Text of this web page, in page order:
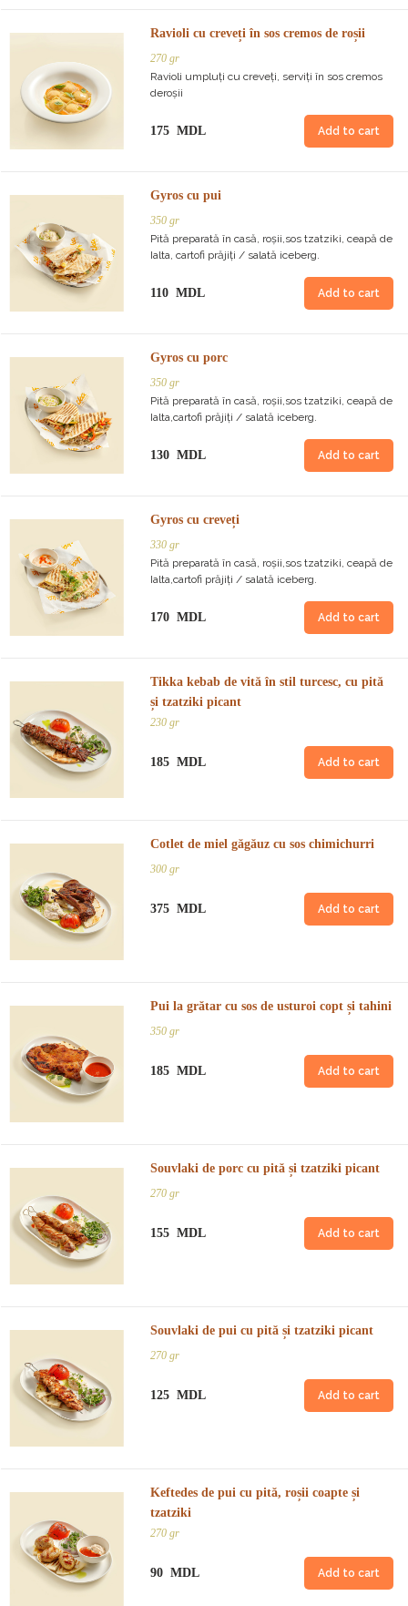
Ravioli cu creveți în sos cremos de roșii
270 gr
Ravioli umpluți cu creveți, serviți în sos cremos
deroșii
175 MDL Add to cart
Gyros cu pui
350 gr
Pită preparată în casă, roșii,sos tzatziki, ceapă de
Ialta, cartofi prăjiți / salată iceberg.
110 MDL Add to cart
Gyros cu porc
350 gr
Pită preparată în casă, roșii,sos tzatziki, ceapă de
Ialta,cartofi prăjiți / salată iceberg.
130 MDL Add to cart
Gyros cu creveți
330 gr
Pită preparată în casă, roșii,sos tzatziki, ceapă de
Ialta,cartofi prăjiți / salată iceberg.
170 MDL Add to cart
Tikka kebab de vită în stil turcesc, cu pită
și tzatziki picant
230 gr
185 MDL Add to cart
Cotlet de miel găgăuz cu sos chimichurri
300 gr
375 MDL Add to cart
Pui la grătar cu sos de usturoi copt și tahini
350 gr
185 MDL Add to cart
Souvlaki de porc cu pită și tzatziki picant
270 gr
155 MDL Add to cart
Souvlaki de pui cu pită și tzatziki picant
270 gr
125 MDL Add to cart
Keftedes de pui cu pită, roșii coapte și
tzatziki
270 gr
90 MDL Add to cart